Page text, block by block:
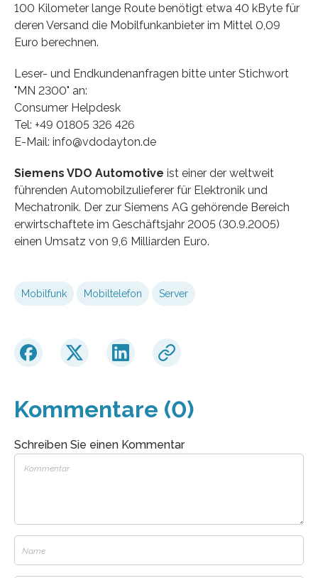
100 Kilometer lange Route benötigt etwa 40 kByte für
deren Versand die Mobilfunkanbieter im Mittel 0,09
Euro berechnen.
Leser- und Endkundenanfragen bitte unter Stichwort
"MN 2300" an:
Consumer Helpdesk
Tel: +49 01805 326 426
E-Mail: info@vdodayton.de
Siemens VDO Automotive ist einer der weltweit
führenden Automobilzulieferer für Elektronik und
Mechatronik. Der zur Siemens AG gehörende Bereich
erwirtschaftete im Geschäftsjahr 2005 (30.9.2005)
einen Umsatz von 9,6 Milliarden Euro.
Mobilfunk Mobiltelefon Server
Kommentare (0)
Schreiben Sie einen Kommentar